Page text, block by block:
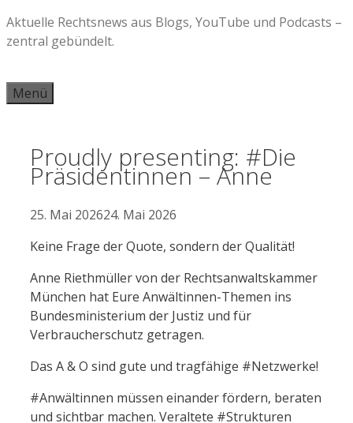
Zum
Inhalt
Aktuelle Rechtsnews aus Blogs, YouTube und Podcasts –
zentral gebündelt.
Menü
Proudly presenting: #Die
Präsidentinnen – Anne
25. Mai 202624. Mai 2026
Keine Frage der Quote, sondern der Qualität!
Anne Riethmüller von der Rechtsanwaltskammer
München hat Eure Anwältinnen-Themen ins
Bundesministerium der Justiz und für
Verbraucherschutz getragen.
Das A & O sind gute und tragfähige #Netzwerke!
#Anwältinnen müssen einander fördern, beraten
und sichtbar machen. Veraltete #Strukturen